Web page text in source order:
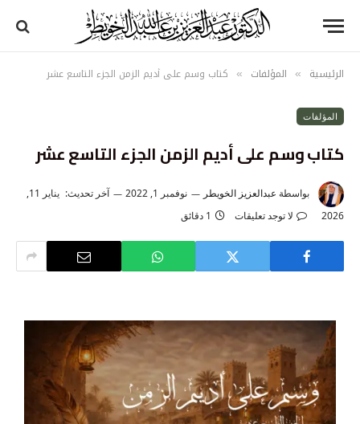
الرئيسية » المؤلفات » كتاب وسم على أديم الزمن الجزء التاسع عشر
المؤلفات
كتاب وسم على أديم الزمن الجزء التاسع عشر
بواسطة عبدالعزيز الخويطر نوفمبر 1, 2022 آخر تحديث:
يناير 11,
2026
لا توجد تعليقات 1 دقائق